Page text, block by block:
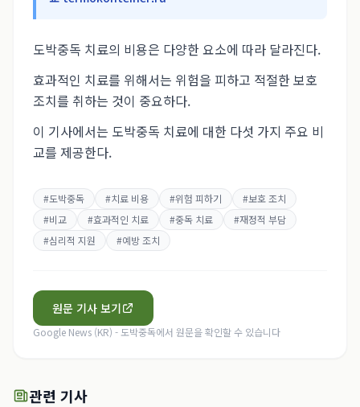
도박중독 치료의 비용은 다양한 요소에 따라 달라진다.
효과적인 치료를 위해서는 위험을 피하고 적절한 보호
조치를 취하는 것이 중요하다.
이 기사에서는 도박중독 치료에 대한 다섯 가지 주요 비
교를 제공한다.
#도박중독 #치료 비용 #위험 피하기 #보호 조치
#비교 #효과적인 치료 #중독 치료 #재정적 부담
#심리적 지원 #예방 조치
원문 기사 보기
Google News (KR) - 도박중독에서 원문을 확인할 수 있습니다
관련 기사